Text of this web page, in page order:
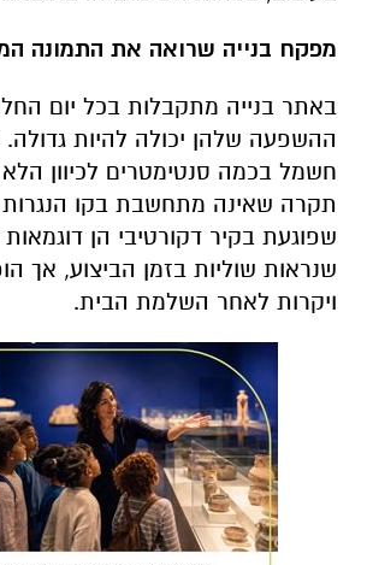
מפקח בנייה שרואה את התמונה
באתר בנייה מתקבלות בכל יום
ההשפעה שלהן יכולה להיות גדולה.
חשמל בכמה סנטימטרים לכיוון הלא
תקרה שאינה מתחשבת בקו הנגרות
שפוגעת בקיר דקורטיבי הן דוגמאות
שנראות שוליות בזמן הביצוע, אך
ויקרות לאחר השלמת הבית.